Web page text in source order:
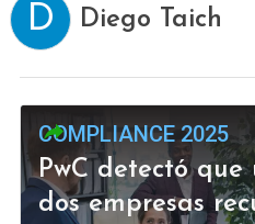
D Diego Taich
COMPLIANCE 2025
PwC detectó
dos empresas